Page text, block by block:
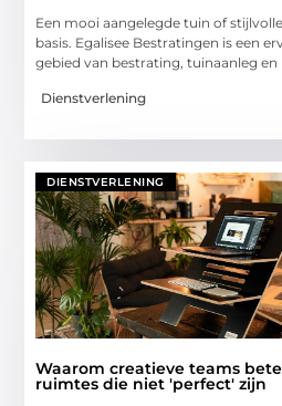
Een mooi aangelegde tuin of
basis. Egalisee Bestratingen is een
gebied van bestrating, tuinaanleg en
Dienstverlening
DIENSTVERLENING
Waarom creatieve teams
ruimtes die niet 'perfect' zijn